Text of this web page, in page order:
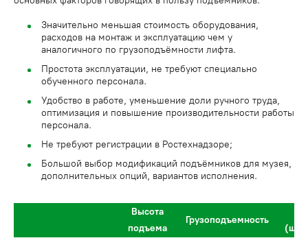
Значительно меньшая стоимость оборудования,
расходов на монтаж и эксплуатацию чем у
аналогичного по грузоподъёмности лифта.
Простота эксплуатации, не требуют специально
обученного персонала.
Удобство в работе, уменьшение доли ручного труда,
оптимизация и повышение производительности работы
персонала.
Не требуют регистрации в Ростехнадзоре;
Большой выбор модификаций подъёмников для музея,
дополнительных опций, вариантов исполнения.
Высота
подъема
Грузоподъемность